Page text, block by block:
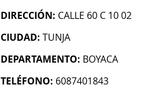
DIRECCIÓN: CALLE 60 C 10 02
CIUDAD: TUNJA
DEPARTAMENTO: BOYACA
TELÉFONO: 6087401843